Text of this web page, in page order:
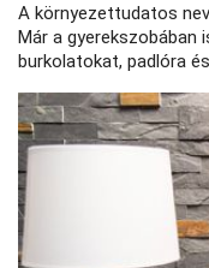
A környezettudatos
Már a gyerekszobában
burkolatokat, padlóra